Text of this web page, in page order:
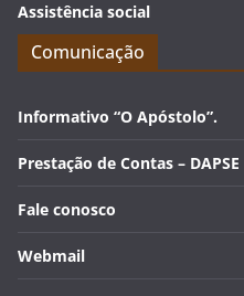
Assistência social
Comunicação
Informativo “O Apóstolo”.
Prestação de Contas – DAPSE
Fale conosco
Webmail